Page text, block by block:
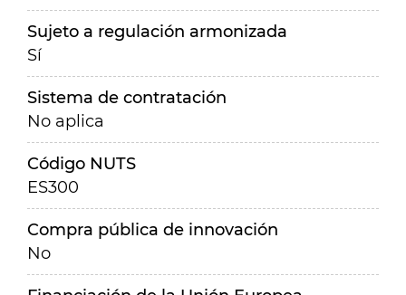
Sujeto a regulación armonizada
Sí
Sistema de contratación
No aplica
Código NUTS
ES300
Compra pública de innovación
No